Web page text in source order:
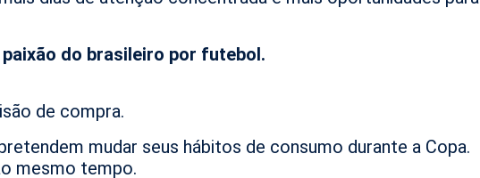
paixão do brasileiro por futebol.
de compra.
mudar seus hábitos de consumo durante a Copa.
mesmo tempo.